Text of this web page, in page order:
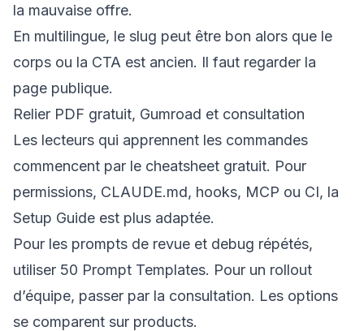
la mauvaise offre.
En multilingue, le slug peut être bon alors que le
corps ou la CTA est ancien. Il faut regarder la
page publique.
Relier PDF gratuit, Gumroad et consultation
Les lecteurs qui apprennent les commandes
commencent par le cheatsheet gratuit. Pour
permissions, CLAUDE.md, hooks, MCP ou CI, la
Setup Guide est plus adaptée.
Pour les prompts de revue et debug répétés,
utiliser 50 Prompt Templates. Pour un rollout
d’équipe, passer par la consultation. Les options
se comparent sur products.